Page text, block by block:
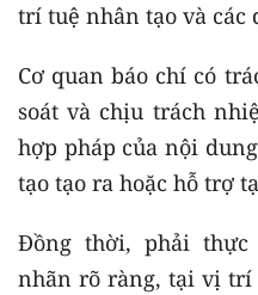
trí tuệ nhân tạo và
Cơ quan báo chí có
soát và chịu trách
hợp pháp của nội
tạo tạo ra hoặc hỗ trợ
Đồng thời, phải
nhãn rõ ràng, tại vị